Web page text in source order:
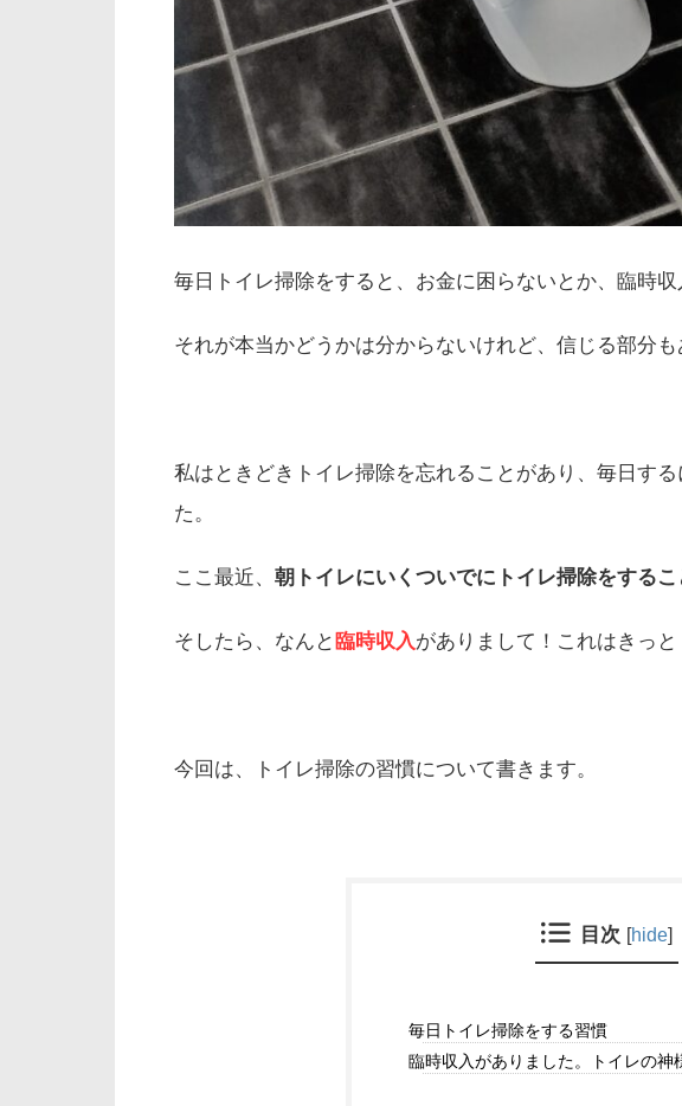
毎日トイレ掃除をすると、お金に困らないとか、臨時
それが本当かどうかは分からないけれど、信じる部分も
私はときどきトイレ掃除を忘れることがあり、毎日す
た。
ここ最近、 朝トイレにいくついでにトイレ掃除をする
そしたら、なんと 臨時収入がありまして！これはきっと
今回は、トイレ掃除の習慣について書きます。
目次 [hide]
毎日トイレ掃除をする習慣
臨時収入がありました。トイレの神